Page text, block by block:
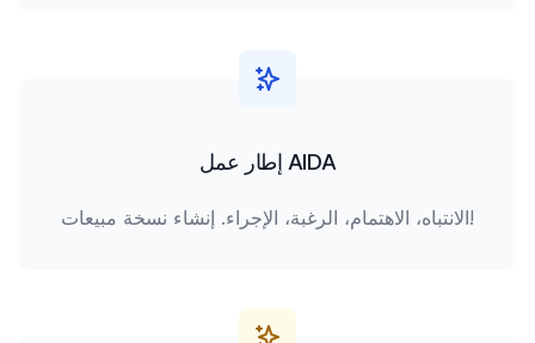
إطار عمل AIDA
الانتباه، الاهتمام، الرغبة، الإجراء. إنشاء نسخة مبيعات!